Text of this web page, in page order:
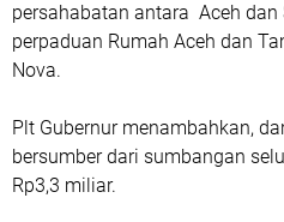
persahabatan antara Aceh dan
perpaduan Rumah Aceh dan
Nova.
Plt Gubernur menambahkan,
bersumber dari sumbangan
Rp3,3 miliar.